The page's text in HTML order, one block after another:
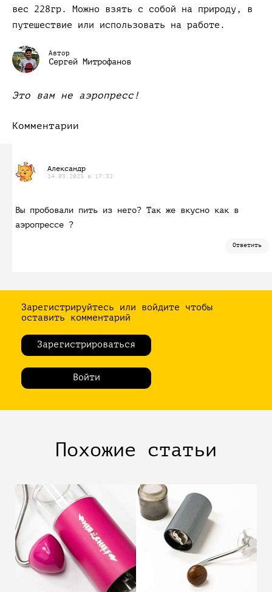
вес 228гр. Можно взять с собой на природу, в
путешествие или использовать на работе.
Автор
Сергей Митрофанов
Это вам не аэропресс!
Комментарии
Александр
14.03.2023 в 17:32
Вы пробовали пить из него? Так же вкусно как в
аэропрессе ?
Ответить
Зарегистрируйтесь или войдите чтобы
оставить комментарий
Зарегистрироваться
Войти
Похожие статьи